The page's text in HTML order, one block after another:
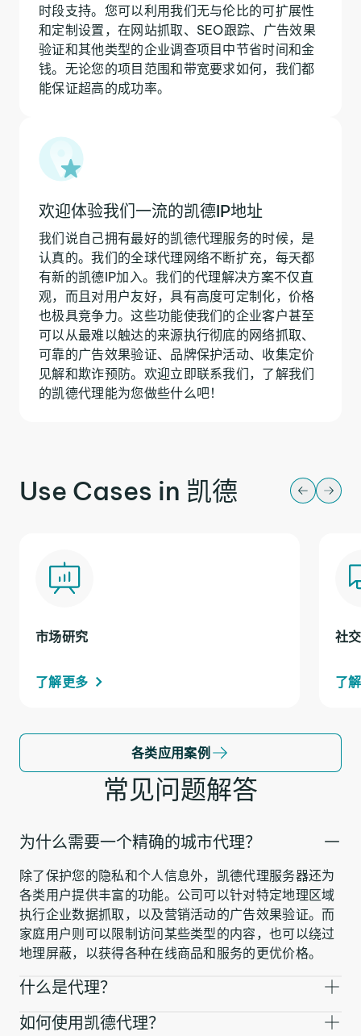
时段支持。您可以利用我们无与伦比的可扩展性
和定制设置，在网站抓取、SEO跟踪、广告效果
验证和其他类型的企业调查项目中节省时间和金
钱。无论您的项目范围和带宽要求如何，我们都
能保证超高的成功率。
欢迎体验我们一流的凯德IP地址
我们说自己拥有最好的凯德代理服务的时候，是
认真的。我们的全球代理网络不断扩充，每天都
有新的凯德IP加入。我们的代理解决方案不仅直
观，而且对用户友好，具有高度可定制化，价格
也极具竞争力。这些功能使我们的企业客户甚至
可以从最难以触达的来源执行彻底的网络抓取、
可靠的广告效果验证、品牌保护活动、收集定价
见解和欺诈预防。欢迎立即联系我们，了解我们
的凯德代理能为您做些什么吧！
Use Cases in 凯德
市场研究
了解更多
社
了
各类应用案例
常见问题解答
为什么需要一个精确的城市代理？
除了保护您的隐私和个人信息外，凯德代理服务器还为
各类用户提供丰富的功能。公司可以针对特定地理区域
执行企业数据抓取，以及营销活动的广告效果验证。而
家庭用户则可以限制访问某些类型的内容，也可以绕过
地理屏蔽，以获得各种在线商品和服务的更优价格。
什么是代理？
如何使用凯德代理？